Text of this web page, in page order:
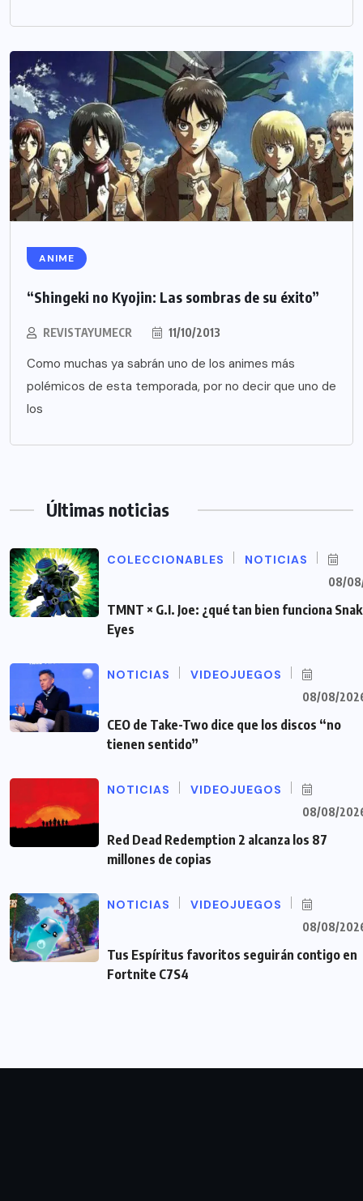
ANIME
“Shingeki no Kyojin: Las sombras de su éxito”
REVISTAYUMECR 11/10/2013
Como muchas ya sabrán uno de los animes más
polémicos de esta temporada, por no decir que uno de
los
Últimas noticias
COLECCIONABLES NOTICIAS
08/
TMNT × G.I. Joe: ¿qué tan bien funciona
Eyes
NOTICIAS VIDEOJUEGOS
08/08/
CEO de Take-Two dice que los discos “no
tienen sentido”
NOTICIAS VIDEOJUEGOS
08/08/
Red Dead Redemption 2 alcanza los 87
millones de copias
NOTICIAS VIDEOJUEGOS
08/08/
Tus Espíritus favoritos seguirán contigo en
Fortnite C7S4